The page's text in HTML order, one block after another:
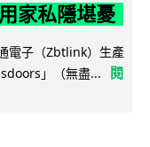
家私隱堪憂
電子（Zbtlink）生產
」（無盡...
閱